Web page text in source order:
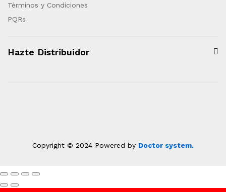
Términos y Condiciones
PQRs
Hazte Distribuidor
Copyright © 2024 Powered by Doctor system.